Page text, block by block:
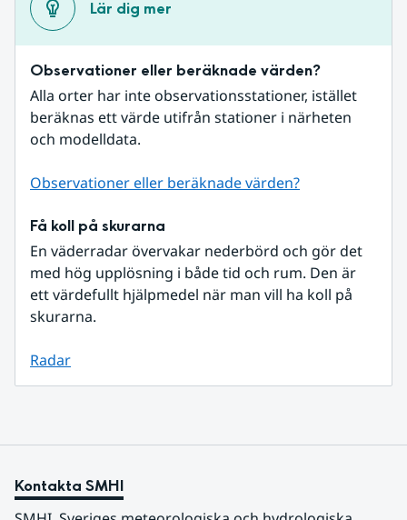
Lär dig mer
Observationer eller beräknade värden?
Alla orter har inte observationsstationer, istället
beräknas ett värde utifrån stationer i närheten
och modelldata.
Observationer eller beräknade värden?
Få koll på skurarna
En väderradar övervakar nederbörd och gör det
med hög upplösning i både tid och rum. Den är
ett värdefullt hjälpmedel när man vill ha koll på
skurarna.
Radar
Kontakta SMHI